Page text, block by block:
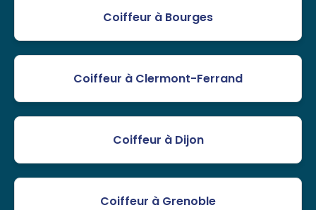
Coiffeur à Bourges
Coiffeur à Clermont-Ferrand
Coiffeur à Dijon
Coiffeur à Grenoble